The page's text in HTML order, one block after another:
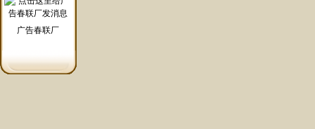
广告春联厂